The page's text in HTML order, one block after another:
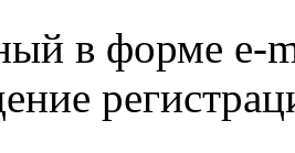
в форме e-